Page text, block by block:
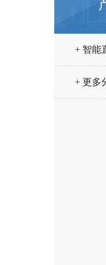
+ 智能
+ 更多